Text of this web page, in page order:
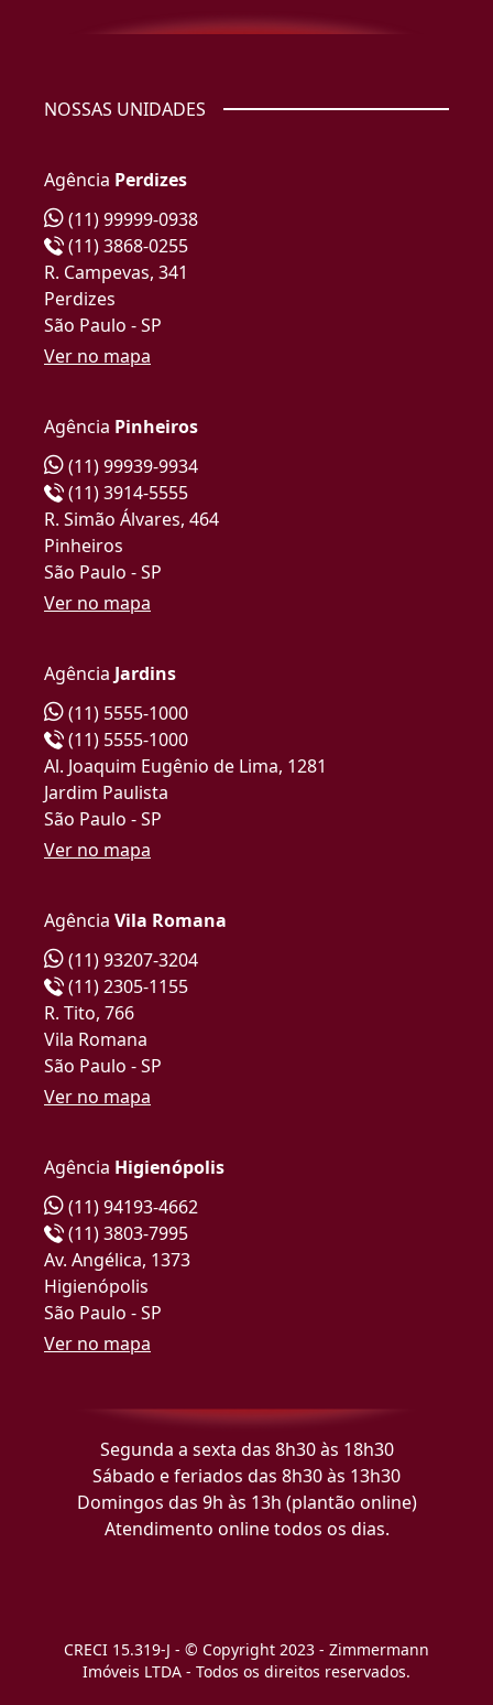
NOSSAS UNIDADES
Agência Perdizes
(11) 99999-0938
(11) 3868-0255
R. Campevas, 341
Perdizes
São Paulo - SP
Ver no mapa
Agência Pinheiros
(11) 99939-9934
(11) 3914-5555
R. Simão Álvares, 464
Pinheiros
São Paulo - SP
Ver no mapa
Agência Jardins
(11) 5555-1000
(11) 5555-1000
Al. Joaquim Eugênio de Lima, 1281
Jardim Paulista
São Paulo - SP
Ver no mapa
Agência Vila Romana
(11) 93207-3204
(11) 2305-1155
R. Tito, 766
Vila Romana
São Paulo - SP
Ver no mapa
Agência Higienópolis
(11) 94193-4662
(11) 3803-7995
Av. Angélica, 1373
Higienópolis
São Paulo - SP
Ver no mapa
Segunda a sexta das 8h30 às 18h30
Sábado e feriados das 8h30 às 13h30
Domingos das 9h às 13h (plantão online)
Atendimento online todos os dias.
CRECI 15.319-J - © Copyright 2023 - Zimmermann
Imóveis LTDA - Todos os direitos reservados.